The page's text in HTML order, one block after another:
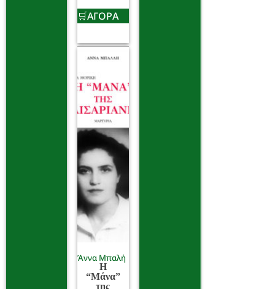
ΑΓΟΡΑ
Άννα Μπαλή
Η
“Μάνα”
της